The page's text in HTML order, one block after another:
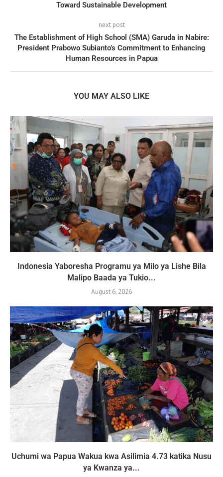
Toward Sustainable Development
next post
The Establishment of High School (SMA) Garuda in Nabire:
President Prabowo Subianto’s Commitment to Enhancing
Human Resources in Papua
YOU MAY ALSO LIKE
Indonesia Yaboresha Programu ya Milo ya Lishe Bila
Malipo Baada ya Tukio...
August 6, 2026
Uchumi wa Papua Wakua kwa Asilimia 4.73 katika Nusu
ya Kwanza ya...